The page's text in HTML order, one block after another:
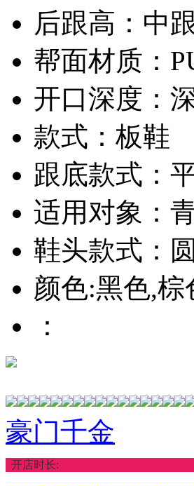
后跟高：中
帮面材质：
开口深度：
款式：板鞋
跟底款式：
适用对象：
鞋头款式：
颜色:黑色,棕
：
豪门千金
开店时长: